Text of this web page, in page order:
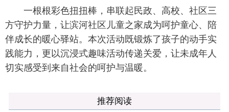
一根根彩色扭扭棒，串联起民政、高校、社区三
方守护力量，让滨河社区儿童之家成为呵护童心、陪
伴成长的暖心驿站。本次活动既锻炼了孩子的动手实
践能力，更以沉浸式趣味活动传递关爱，让未成年人
切实感受到来自社会的呵护与温暖。
推荐阅读